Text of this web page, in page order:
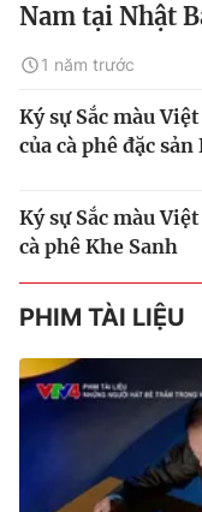
Nam tại Nhật
1 năm trước
Ký sự Sắc màu
của cà phê đặc sản
Ký sự Sắc màu
cà phê Khe Sanh
PHIM TÀI LIỆU